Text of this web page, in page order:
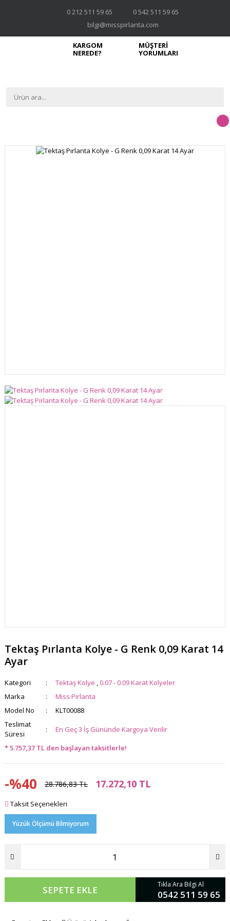
0 212 511 59 65
0 542 511 59 65
bilgi@misspirlanta.com
KARGOM
NEREDE?
MÜŞTERİ
YORUMLARI
Tektaş Pırlanta Kolye - G Renk 0,09 Karat 14
Ayar
Kategori Tektaş Kolye ,0.07 - 0.09 Karat Kolyeler
Marka
Miss Pırlanta
Model No
KLT00088
Teslimat
Süresi
En Geç 3 İş Gününde Kargoya Verilir
* 5.757,37 TL den başlayan taksitlerle!
-%40 28.786,83 TL 17.272,10 TL
Taksit Seçenekleri
Yüzük Ölçümü Bilmiyorum
SEPETE EKLE Tıkla Ara Bilgi Al
0542 511 59 65